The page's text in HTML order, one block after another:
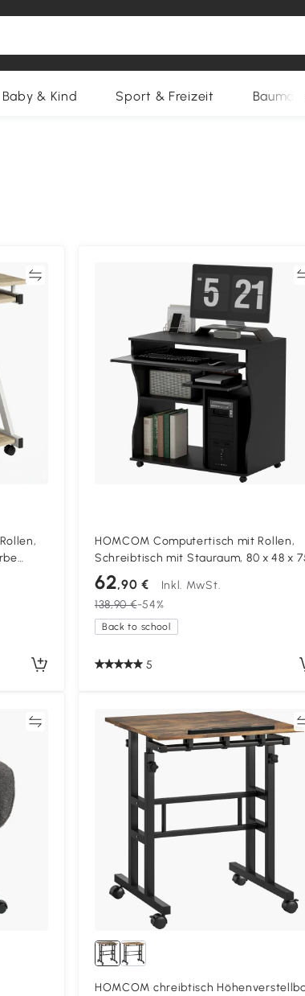
Baby & Kind Sport & Freizeit
Vergleichen
HOMCOM Computertisch mit Rollen,
Schreibtisch mit Stauraum, 80 x 48 x
cm, Schwarz
62,90 €
Inkl. MwSt.
138,90 €-54%
Back to school
5
Vergleichen
HOMCOM chreibtisch